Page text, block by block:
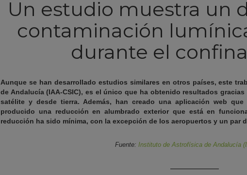
Un estudio muestra un
contaminación
durante el
Aunque se han desarrollado estudios similares en otros países, este
de Andalucía (IAA-CSIC), es el único que ha obtenido resultados
satélite y desde tierra. Además, han creado una aplicación web
producido una reducción en alumbrado exterior que está en
reducción ha sido mínima, con la excepción de los aeropuertos y un par
Fuente: Instituto de Astrofísica de Andalucía